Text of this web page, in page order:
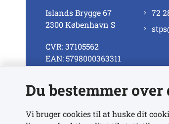
Islands Brygge 67
2300 København S
CVR: 37105562
EAN: 5798000363311
72
Se alle kontaktnumre
Du bestemmer over
Vi bruger cookies til at huske dit